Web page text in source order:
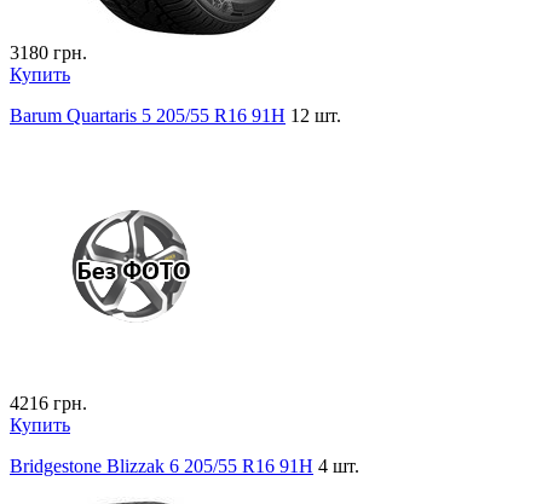
3180 грн.
Купить
Barum Quartaris 5 205/55 R16 91H 12 шт.
4216 грн.
Купить
Bridgestone Blizzak 6 205/55 R16 91H 4 шт.